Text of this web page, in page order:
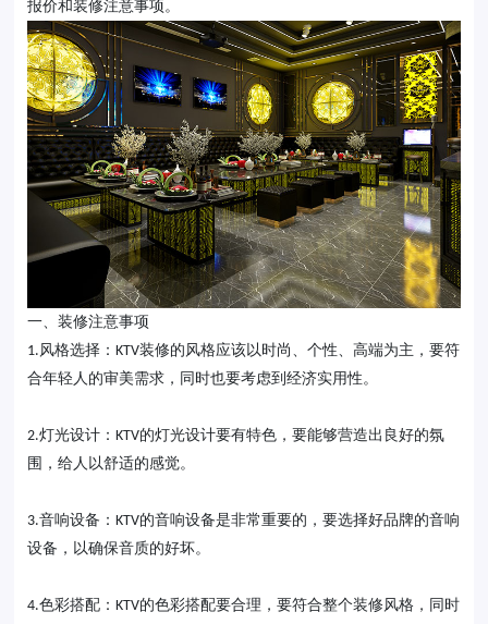
报价和装修注意事项。
一、装修注意事项
1.风格选择：KTV装修的风格应该以时尚、个性、高端为主，要符
合年轻人的审美需求，同时也要考虑到经济实用性。
2.灯光设计：KTV的灯光设计要有特色，要能够营造出良好的氛
围，给人以舒适的感觉。
3.音响设备：KTV的音响设备是非常重要的，要选择好品牌的音响
设备，以确保音质的好坏。
4.色彩搭配：KTV的色彩搭配要合理，要符合整个装修风格，同时